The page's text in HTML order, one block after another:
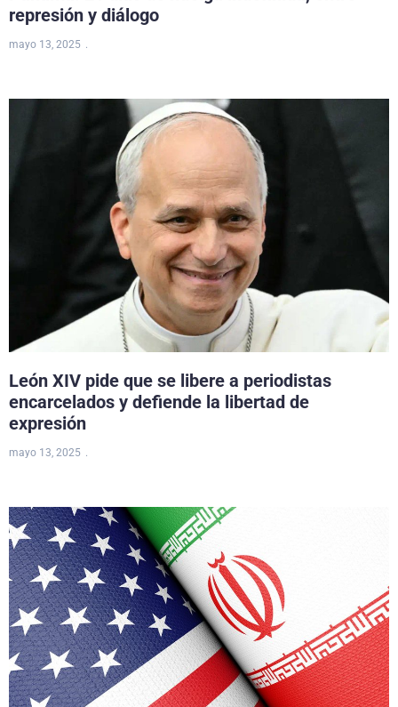
represión y diálogo
mayo 13, 2025
León XIV pide que se libere a periodistas
encarcelados y defiende la libertad de
expresión
mayo 13, 2025